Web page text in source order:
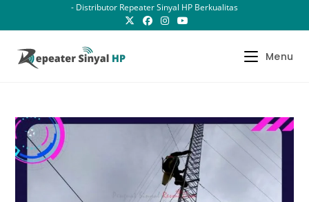
- Distributor Repeater Sinyal HP Berkualitas
Menu